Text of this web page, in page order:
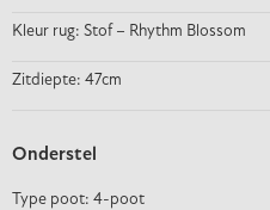
Kleur rug: Stof – Rhythm Blossom
Zitdiepte: 47cm
Onderstel
Type poot: 4-poot